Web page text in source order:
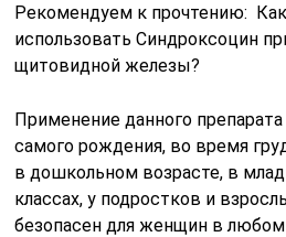
Рекомендуем к прочтению:
использовать Синдроксоцин
щитовидной железы?
Применение данного
самого рождения, во время
в дошкольном возрасте, в
классах, у подростков и
безопасен для женщин в